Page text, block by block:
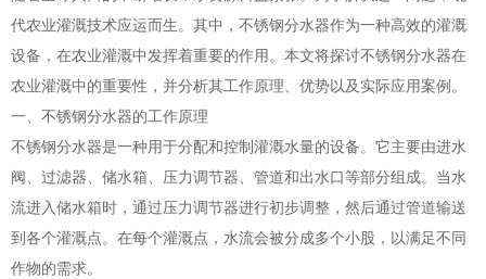
代农业灌溉技术应运而生。其中，不锈钢分水器作为一种高效的灌溉
设备，在农业灌溉中发挥着重要的作用。本文将探讨不锈钢分水器在
农业灌溉中的重要性，并分析其工作原理、优势以及实际应用案例。
一、不锈钢分水器的工作原理
不锈钢分水器是一种用于分配和控制灌溉水量的设备。它主要由进水
阀、过滤器、储水箱、压力调节器、管道和出水口等部分组成。当水
流进入储水箱时，通过压力调节器进行初步调整，然后通过管道输送
到各个灌溉点。在每个灌溉点，水流会被分成多个小股，以满足不同
作物的需求。